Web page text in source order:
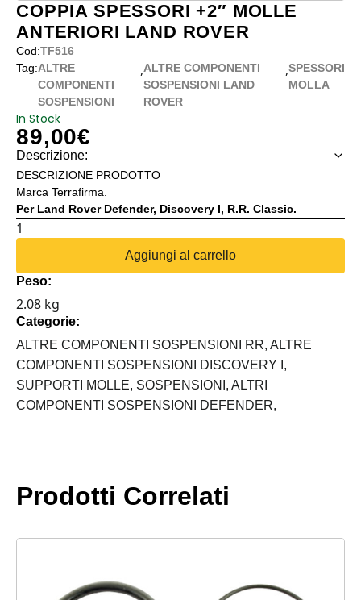
COPPIA SPESSORI +2″ MOLLE
ANTERIORI LAND ROVER
Cod:TF516
Tag:ALTRE
COMPONENTI
SOSPENSIONI
,ALTRE COMPONENTI
SOSPENSIONI LAND
ROVER
,SPESSORI
MOLLA
In Stock
89,00€
Descrizione:
DESCRIZIONE PRODOTTO
Marca Terrafirma.
Per Land Rover Defender, Discovery I, R.R. Classic.
COPPIA
MOLLE
ANTERIORI
LAND
ROVER
quantità
Aggiungi al carrello
Peso:
2.08 kg
Categorie:
ALTRE COMPONENTI SOSPENSIONI RR, ALTRE
COMPONENTI SOSPENSIONI DISCOVERY I,
SUPPORTI MOLLE, SOSPENSIONI, ALTRI
COMPONENTI SOSPENSIONI DEFENDER,
Prodotti Correlati